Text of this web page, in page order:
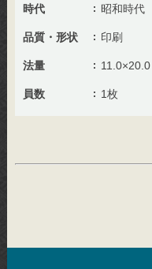
時代 昭和時代
品質・形状 印刷
法量 11.0×20.0
員数 1枚